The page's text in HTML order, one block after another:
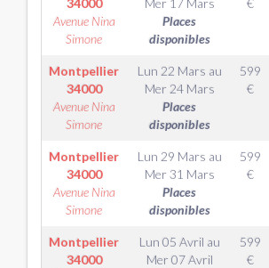
34000
Avenue Nina
Simone
Mer 17 Mars
Places
disponibles
€
Montpellier
34000
Avenue Nina
Simone
Lun 22 Mars au
Mer 24 Mars
Places
disponibles
599
€
Montpellier
34000
Avenue Nina
Simone
Lun 29 Mars au
Mer 31 Mars
Places
disponibles
599
€
Montpellier
34000
Lun 05 Avril au
Mer 07 Avril
599
€